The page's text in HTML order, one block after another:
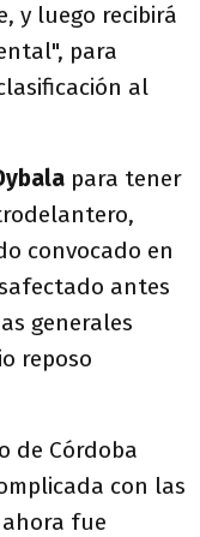
y luego recibirá
para
al
para tener
convocado en
antes
generales
reposo
de Córdoba
con las
fue